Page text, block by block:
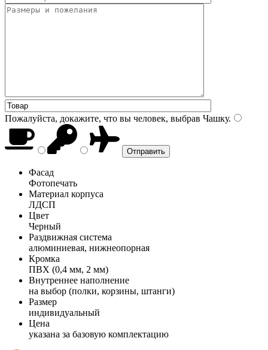
Пожалуйста, докажите, что вы человек, выбрав Чашку.
Фасад
Фотопечать
Материал корпуса
ЛДСП
Цвет
Черный
Раздвижная система
алюминиевая, нижнеопорная
Кромка
ПВХ (0,4 мм, 2 мм)
Внутреннее наполнение
на выбор (полки, корзины, штанги)
Размер
индивидуальный
Цена
указана за базовую комплектацию